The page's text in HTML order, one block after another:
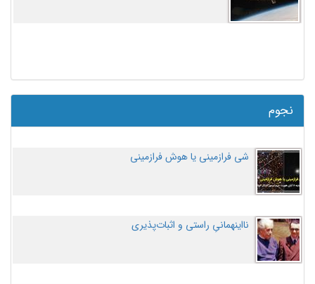
نجوم
شی فرازمینی یا هوش فرازمینی
نااینهمانیِ راستی و اثبات‌پذیری